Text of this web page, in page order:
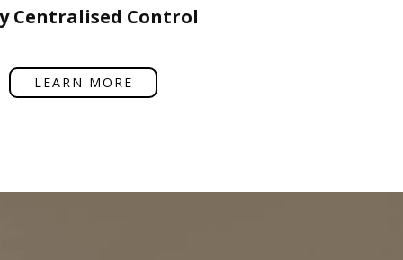
Centralised Control
LEARN MORE